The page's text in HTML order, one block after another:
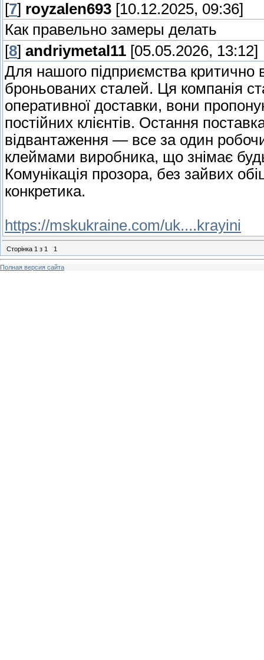
[7] royzalen693 [10.12.2025, 09:36]
Как правельно замеры делать
[8] andriymetal11 [05.05.2026, 13:12]
Для нашого підприємства критично
броньованих сталей. Ця компанія
оперативної доставки, вони
постійних клієнтів. Остання
відвантаження — все за один
клеймами виробника, що знімає
Комунікація прозора, без зайвих
конкретика.
https://mskukraine.com/uk....krayini
Сторінка 1 з 1 1
Полная версия сайта